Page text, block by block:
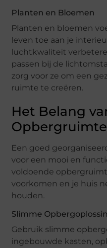
Planten en Bloemen
Planten en bloemen
leven toe aan je
luchtkwaliteit
passen bij de
zorg voor ze om een
ruimte te creëren.
Het Belang
Opbergruimte
Een goed
voor een mooi en
voldoende
voorkomen en je huis
houden.
Slimme
Gebruik slimme
ingebouwde kasten,